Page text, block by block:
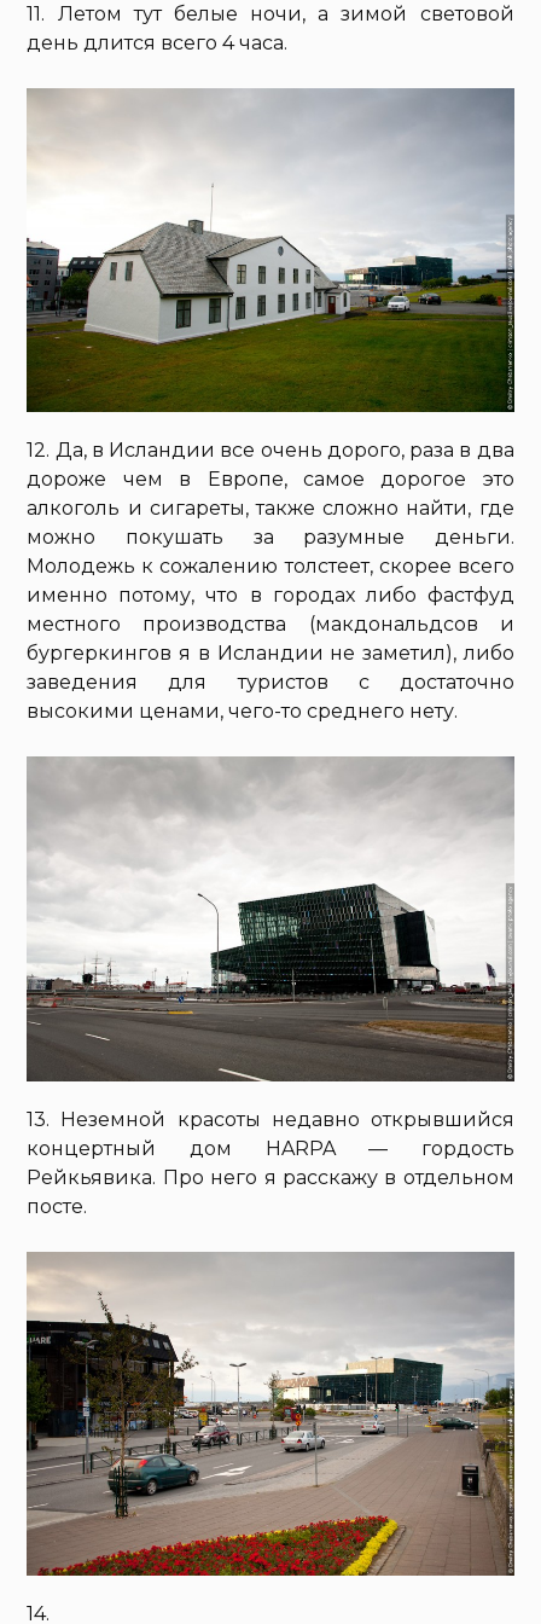
11. Летом тут белые ночи, а зимой световой
день длится всего 4 часа.
12. Да, в Исландии все очень дорого, раза в два
дороже чем в Европе, самое дорогое это
алкоголь и сигареты, также сложно найти, где
можно покушать за разумные деньги.
Молодежь к сожалению толстеет, скорее всего
именно потому, что в городах либо фастфуд
местного производства (макдональдсов и
бургеркингов я в Исландии не заметил), либо
заведения для туристов с достаточно
высокими ценами, чего-то среднего нету.
13. Неземной красоты недавно открывшийся
концертный дом HARPA — гордость
Рейкьявика. Про него я расскажу в отдельном
посте.
14.